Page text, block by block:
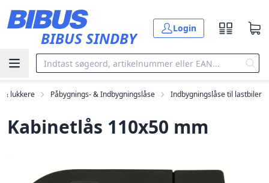
BIBUS SINDBY
Login
& lukkere Påbygnings- & Indbygningslåse Indbygningslåse til lastbiler
Kabinetlås 110x50 mm